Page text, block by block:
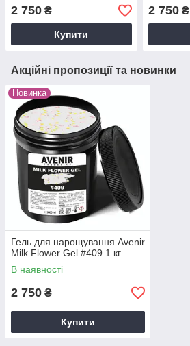
2 750 ₴
Купити
2 750₴
Акційні пропозиції та новинки
Новинка
Гель для нарощування Avenir
Milk Flower Gel #409 1 кг
В наявності
2 750 ₴
Купити